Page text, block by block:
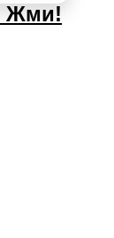
Жми!